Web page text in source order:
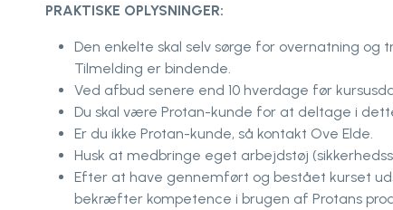
PRAKTISKE OPLYSNINGER:
Den enkelte skal selv sørge for overnatning og
Tilmelding er bindende.
Ved afbud senere end 10 hverdage før
Du skal være Protan-kunde for at deltage i
Er du ikke Protan-kunde, så kontakt Ove Elde.
Husk at medbringe eget arbejdstøj
Efter at have gennemført og bestået kurset
bekræfter kompetence i brugen af ​​Protans